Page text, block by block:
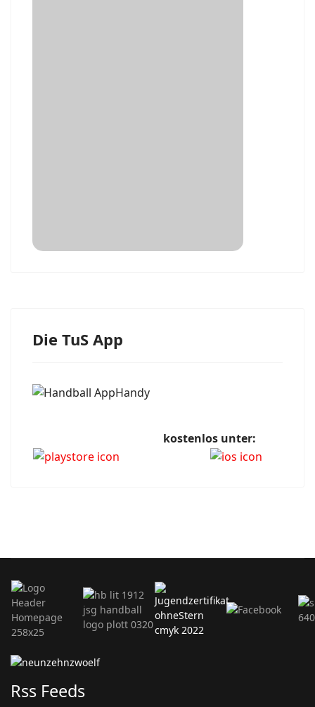
Die TuS App
kostenlos unter:
Rss Feeds